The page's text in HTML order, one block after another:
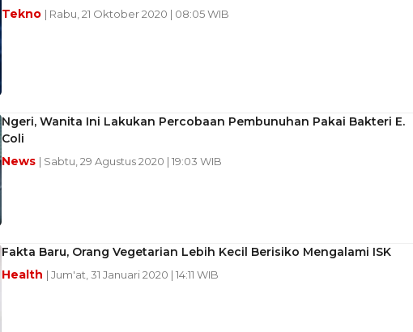
Tekno | Rabu, 21 Oktober 2020 | 08:05 WIB
Ngeri, Wanita Ini Lakukan Percobaan Pembunuhan Pakai Bakteri E.
Coli
News | Sabtu, 29 Agustus 2020 | 19:03 WIB
Fakta Baru, Orang Vegetarian Lebih Kecil Berisiko Mengalami ISK
Health | Jum'at, 31 Januari 2020 | 14:11 WIB